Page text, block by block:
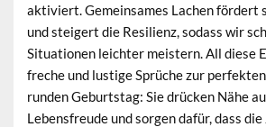
aktiviert. Gemeinsames Lachen fördert
und steigert die Resilienz, sodass wir
Situationen leichter meistern. All diese
freche und lustige Sprüche zur
runden Geburtstag: Sie drücken Nähe
Lebensfreude und sorgen dafür, dass